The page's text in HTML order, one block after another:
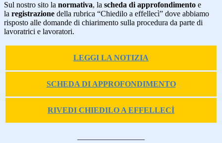
Sul nostro sito la normativa, la scheda di approfondimento e
la registrazione della rubrica “Chiedilo a effellecì” dove abbiamo
risposto alle domande di chiarimento sulla procedura da parte di
lavoratrici e lavoratori.
LEGGI LA NOTIZIA
SCHEDA DI APPROFONDIMENTO
RIVEDI CHIEDILO A EFFELLECÌ